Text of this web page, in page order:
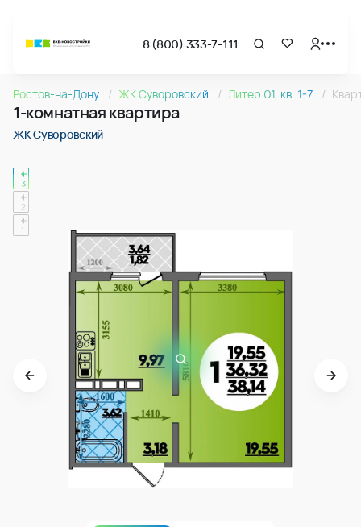
8 (800) 333-7-111
Квартира № 290 в ЖК Суворовский : подъезд 3, этаж 3,
1-комнатная квартира 38.14м2 в ЖК Суворовский, №290
1-комнатная квартира 38.14м2 в ЖК Суворовский, №290
Ростов-на-Дону ЖК Суворовский Литер 01, кв. 1-7
1-комнатная квартира
ЖК Суворовский